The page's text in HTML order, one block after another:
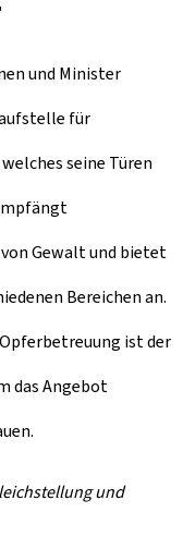
und Minister
für
seine Türen
Gewalt und bietet
Bereichen an.
ist der
das Angebot
und